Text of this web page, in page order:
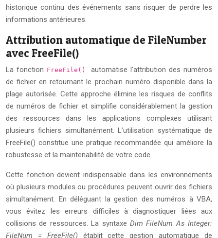
historique continu des événements sans risquer de perdre les
informations antérieures.
Attribution automatique de FileNumber
avec FreeFile()
La fonction FreeFile() automatise l’attribution des numéros
de fichier en retournant le prochain numéro disponible dans la
plage autorisée. Cette approche élimine les risques de conflits
de numéros de fichier et simplifie considérablement la gestion
des ressources dans les applications complexes utilisant
plusieurs fichiers simultanément. L’utilisation systématique de
FreeFile() constitue une pratique recommandée qui améliore la
robustesse et la maintenabilité de votre code.
Cette fonction devient indispensable dans les environnements
où plusieurs modules ou procédures peuvent ouvrir des fichiers
simultanément. En déléguant la gestion des numéros à VBA,
vous évitez les erreurs difficiles à diagnostiquer liées aux
collisions de ressources. La syntaxe Dim FileNum As Integer:
FileNum = FreeFile() établit cette gestion automatique de